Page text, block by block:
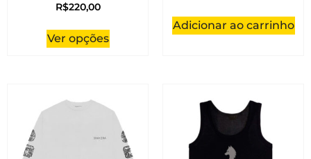
R$220,00
Ver opções
Adicionar ao carrinho